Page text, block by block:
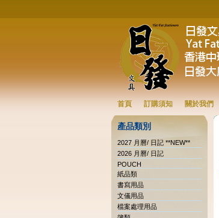
首頁 訂購須知 關於我們
產品類別
2027 月曆/ 日記 **NEW**
2026 月曆/ 日記
POUCH
紙品類
書寫用品
文儀用品
檔案處理用品